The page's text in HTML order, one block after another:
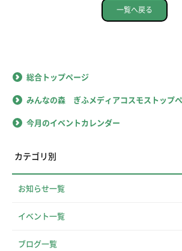
一覧へ戻る
総合トップページ
みんなの森 ぎふメディアコスモストップ
今月のイベントカレンダー
カテゴリ別
お知らせ一覧
イベント一覧
ブログ一覧